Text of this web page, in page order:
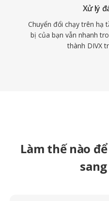
Xử lý
Chuyển đổi chạy trên
bị của bạn vẫn nhanh
thành DIVX
Làm thế nào